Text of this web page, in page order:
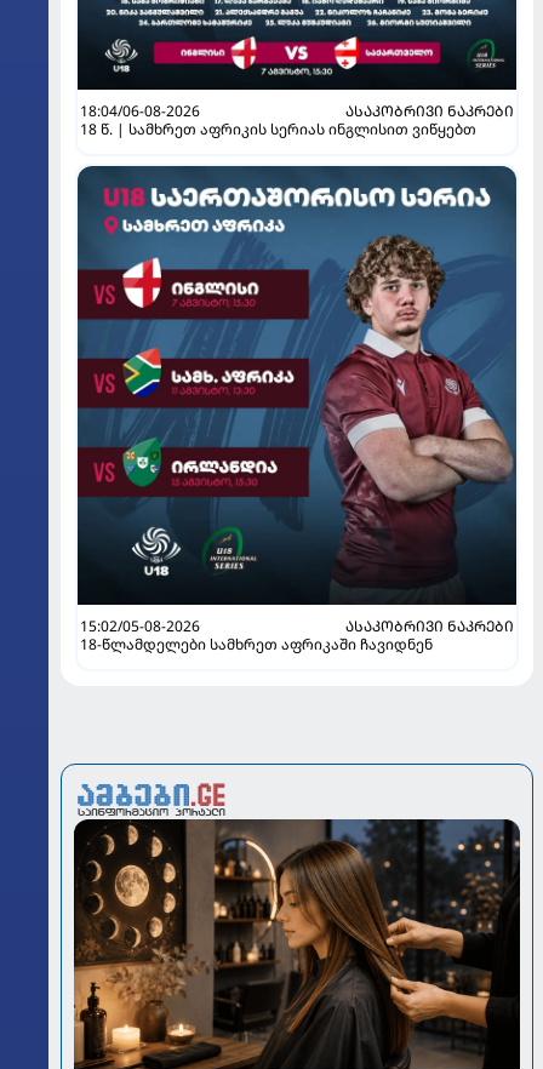
18:04/06-08-2026
ᲐᲡᲐᲙᲝᲑᲠᲘᲕᲘ ᲜᲐᲙᲠᲔᲑᲘ
18 წ. | სამხრეთ აფრიკის სერიას ინგლისით ვიწყებთ
15:02/05-08-2026
ᲐᲡᲐᲙᲝᲑᲠᲘᲕᲘ ᲜᲐᲙᲠᲔᲑᲘ
18-წლამდელები სამხრეთ აფრიკაში ჩავიდნენ